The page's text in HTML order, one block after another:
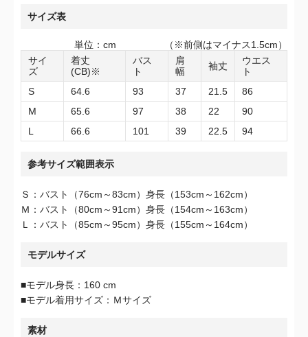
サイズ表
単位：cm （※前側はマイナス1.5cm）
サイ
ズ
着丈
(CB)※
バス
ト
肩
幅
袖丈
ウエス
ト
S
64.6 93 37 21.5
86
M
65.6 97 38 22
90
L
66.6 101 39 22.5 94
参考サイズ範囲表示
Ｓ：バスト（76cm～83cm）身長（153cm～162cm）
Ｍ：バスト（80cm～91cm）身長（154cm～163cm）
Ｌ：バスト（85cm～95cm）身長（155cm～164cm）
モデルサイズ
■モデル身長：160 cm
■モデル着用サイズ：Ｍサイズ
素材